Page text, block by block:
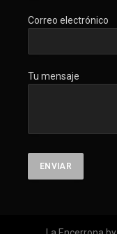
Correo electrónico
Tu mensaje